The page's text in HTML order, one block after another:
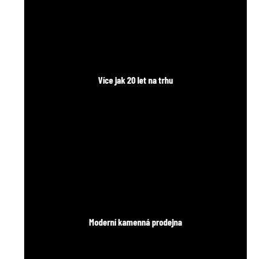
Více jak 20 let na trhu
Moderní kamenná prodejna